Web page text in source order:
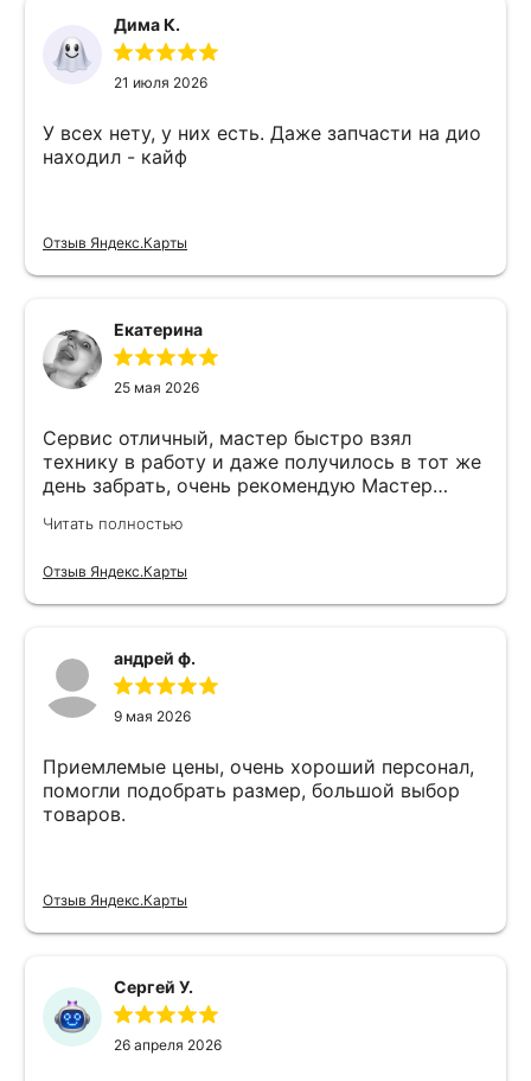
Дима К.
21 июля 2026
У всех нету, у них есть. Даже запчасти на дио
находил - кайф
Отзыв Яндекс.Карты
Екатерина
25 мая 2026
Сервис отличный, мастер быстро взял
технику в работу и даже получилось в тот же
день забрать, очень рекомендую Мастер
Читать полностью
Отзыв Яндекс.Карты
андрей ф.
9 мая 2026
Приемлемые цены, очень хороший персонал,
помогли подобрать размер, большой выбор
товаров.
Отзыв Яндекс.Карты
Сергей У.
26 апреля 2026